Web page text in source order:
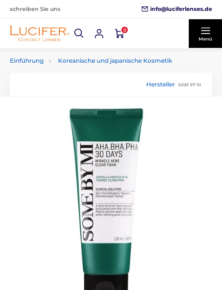
schreiben Sie uns info@luciferlenses.de
0
Menü
Einführung Koreanische und japanische Kosmetik
Hersteller